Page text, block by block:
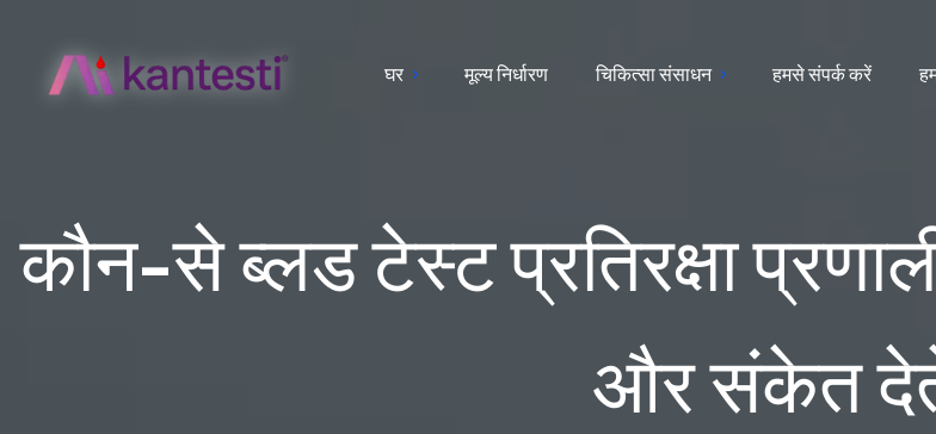
घर मूल्य निर्धारण चिकित्सा संसाधन हमसे संपर्क करें
कौन-से ब्लड टेस्ट प्रतिरक्षा
और संकेत